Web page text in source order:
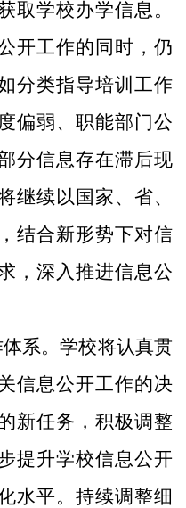
取学校办学信息。
开工作的同时，仍
分类指导培训工作
偏弱、职能部门公
分信息存在滞后现
继续以国家、省、
结合新形势下对信
，深入推进信息公
体系。学校将认真贯
信息公开工作的决
新任务，积极调整
提升学校信息公开
水平。持续调整细